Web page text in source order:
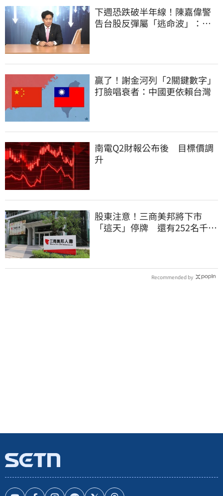
下週恐跌破半年線！陳嘉偉警
告台股反彈屬「逃命波」：空
贏了！謝金河列「2關鍵數字」
打臉唱衰者：中國更依賴台灣
南電Q2財報公布後 目標價調
升
股東注意！三商美邦將下市
「這天」停牌 還有252名千張
Recommended by